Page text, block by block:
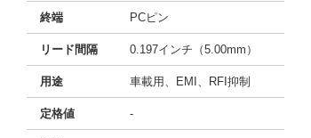
終端 PCピン
リード間隔 0.197インチ（5.00mm）
用途 車載用、EMI、RFI抑制
定格値 -